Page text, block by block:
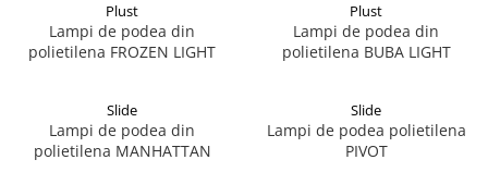
Plust
Lampi de podea din
polietilena FROZEN LIGHT
Plust
Lampi de podea din
polietilena BUBA LIGHT
Slide
Lampi de podea din
polietilena MANHATTAN
Slide
Lampi de podea polietilena
PIVOT